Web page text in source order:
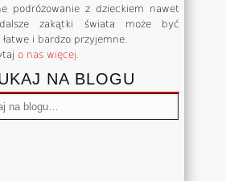
podróżowanie z dzieckiem nawet
zakątki świata może być
łatwe i bardzo przyjemne.
o nas więcej.
NA BLOGU